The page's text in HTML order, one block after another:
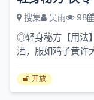
搜集 吴雨 98
◎轻身秘方【用法
酒，服如鸡子黄许
开放